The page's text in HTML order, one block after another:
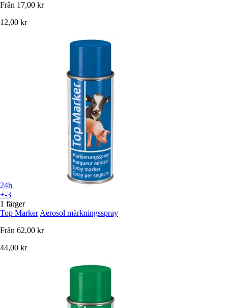
Från 17,00 kr
12,00 kr
24h
+-3
1 färger
Top Marker Aerosol märkningsspray
Från 62,00 kr
44,00 kr